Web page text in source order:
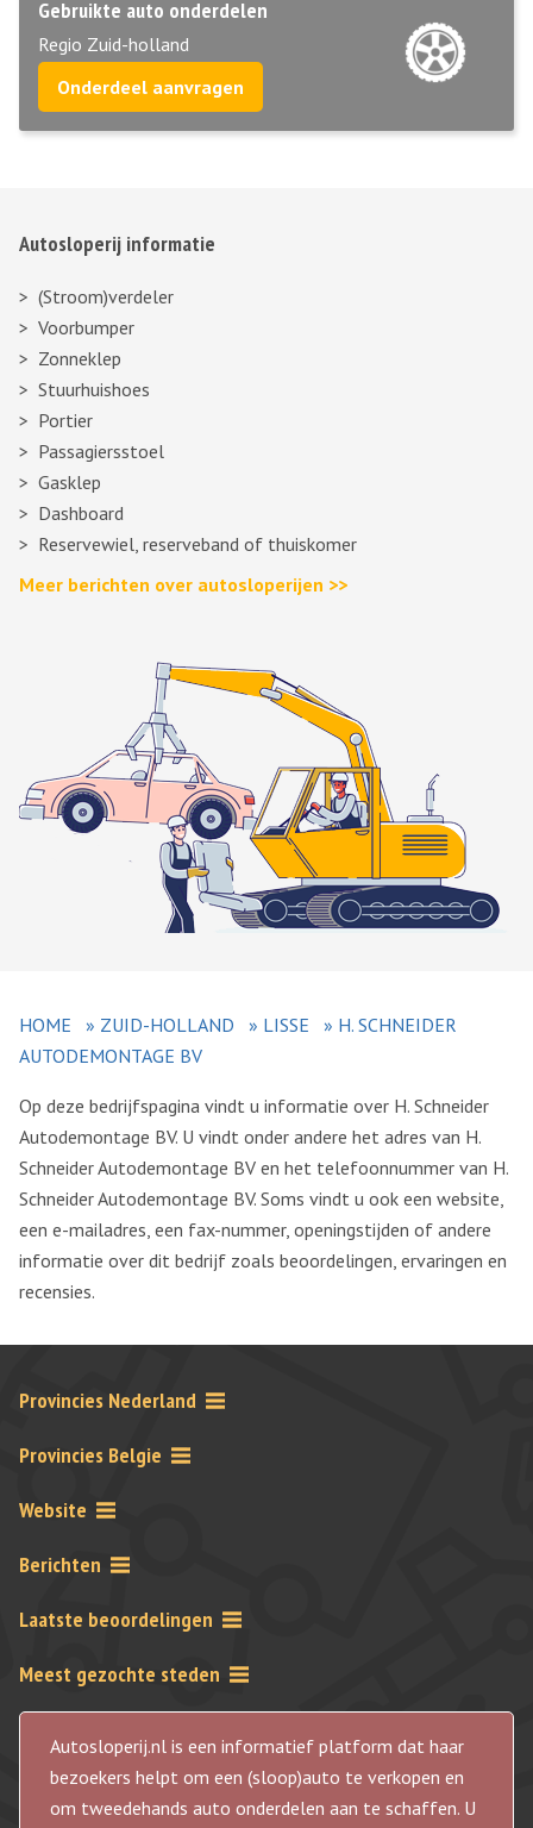
Gebruikte auto onderdelen
Regio Zuid-holland
Onderdeel aanvragen
Autosloperij informatie
(Stroom)verdeler
Voorbumper
Zonneklep
Stuurhuishoes
Portier
Passagiersstoel
Gasklep
Dashboard
Reservewiel, reserveband of thuiskomer
Meer berichten over autosloperijen >>
HOME » ZUID-HOLLAND » LISSE » H. SCHNEIDER
AUTODEMONTAGE BV
Op deze bedrijfspagina vindt u informatie over H. Schneider
Autodemontage BV. U vindt onder andere het adres van H.
Schneider Autodemontage BV en het telefoonnummer van H.
Schneider Autodemontage BV. Soms vindt u ook een website,
een e-mailadres, een fax-nummer, openingstijden of andere
informatie over dit bedrijf zoals beoordelingen, ervaringen en
recensies.
Provincies Nederland
Provincies Belgie
Website
Berichten
Laatste beoordelingen
Meest gezochte steden
Autosloperij.nl is een informatief platform dat haar
bezoekers helpt om een (sloop)auto te verkopen en
om tweedehands auto onderdelen aan te schaffen. U